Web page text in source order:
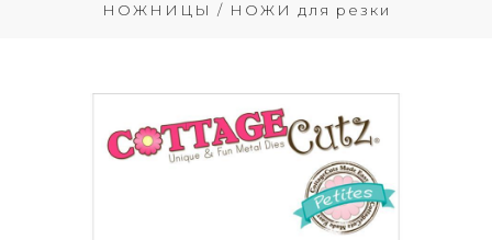
НОЖНИЦЫ / НОЖИ для резки